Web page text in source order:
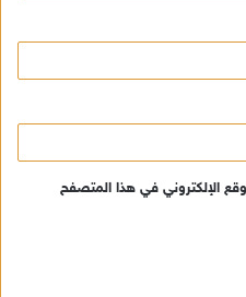
الإلكتروني في هذا المتصفح